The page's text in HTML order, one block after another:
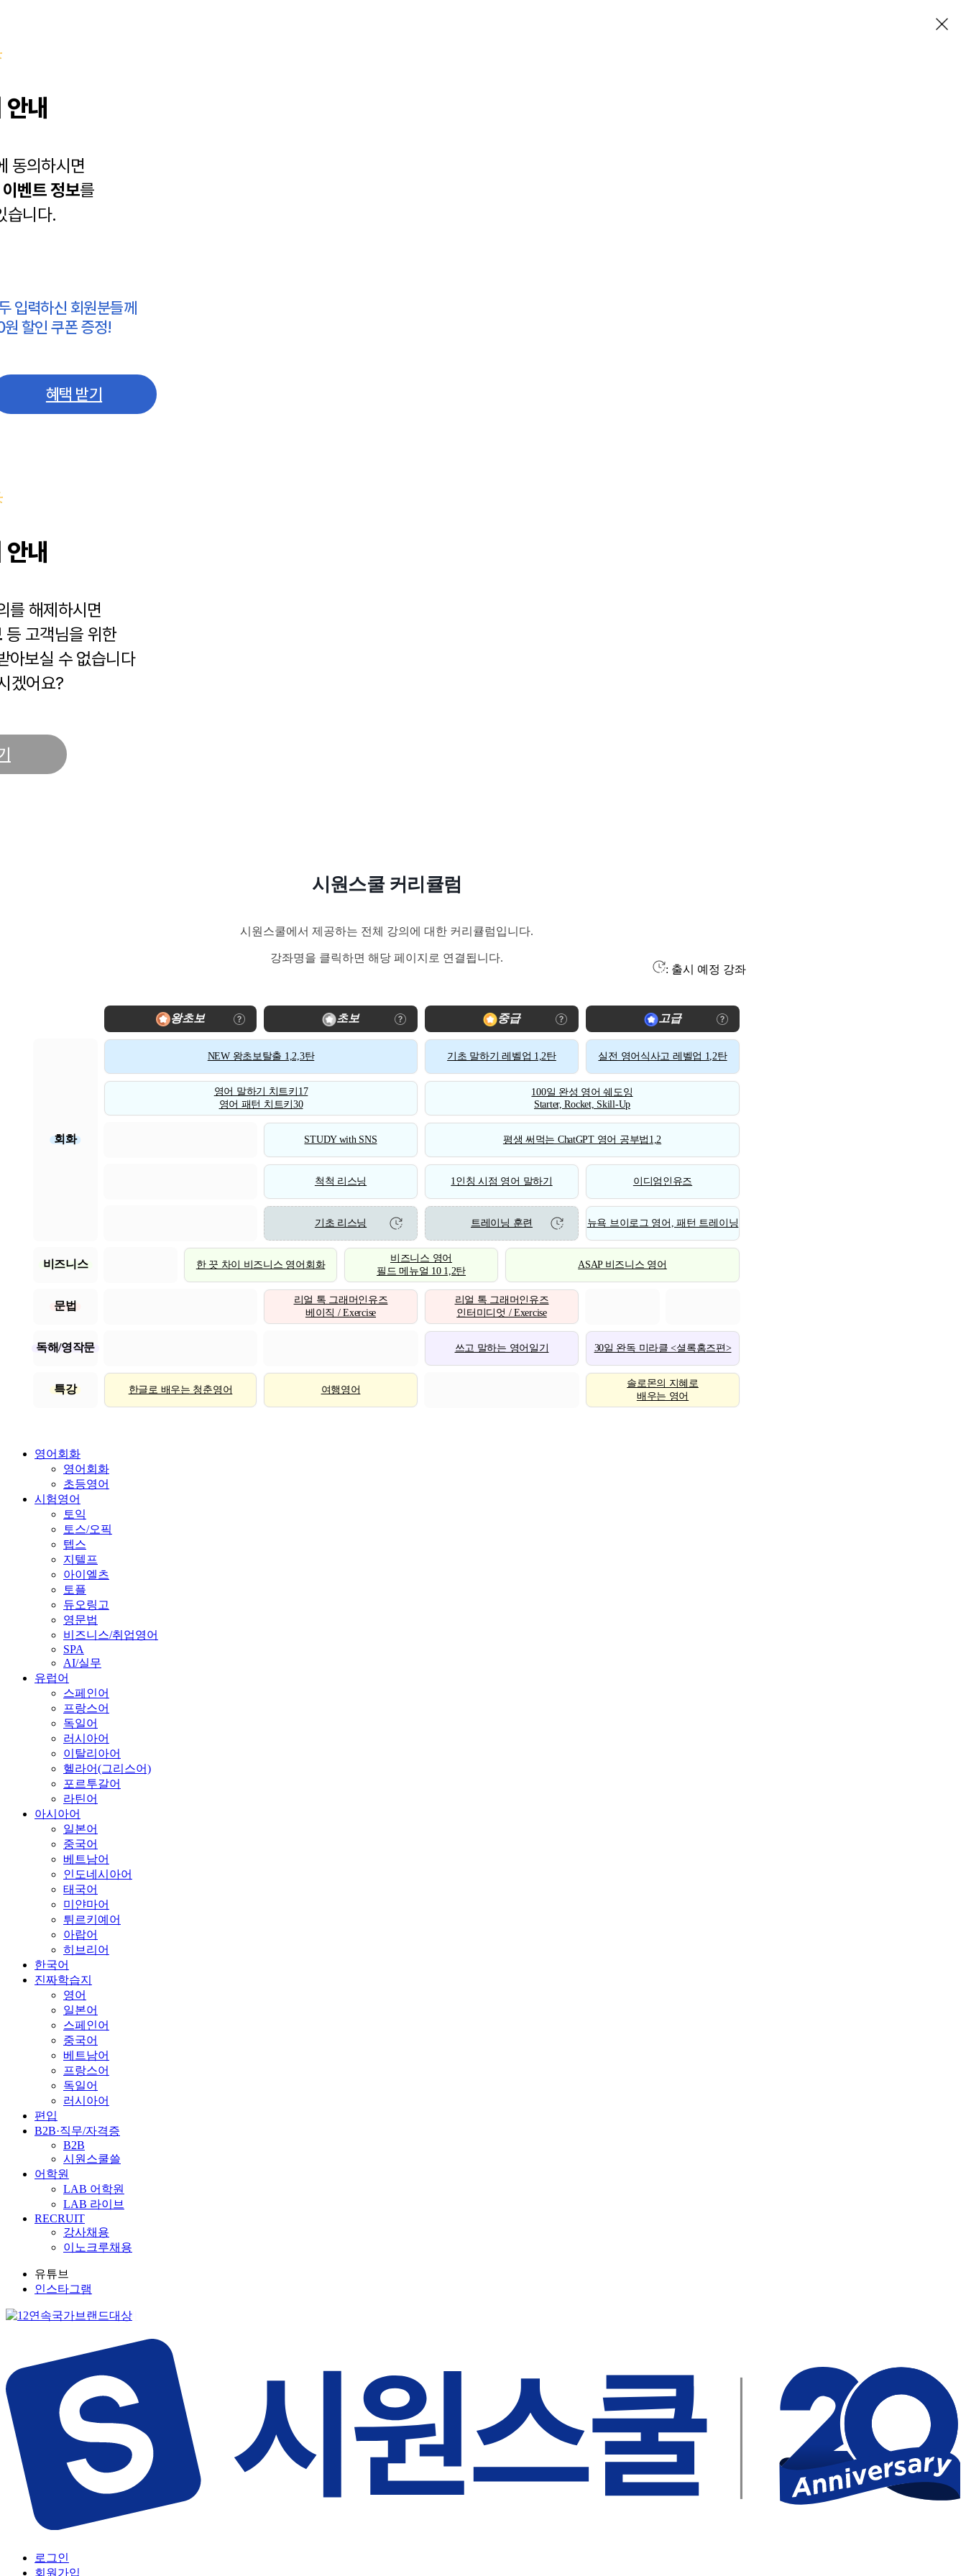
내
동의하시면
이벤트 정보를
습니다.
입력하신 회원분들께
할인 쿠폰 증정!
혜택 받기
내
를 해제하시면
등 고객님을 위한
아보실 수 없습니다
겠어요?
시원스쿨 커리큘럼
시원스쿨에서 제공하는 전체 강의에 대한 커리큘럼입니다.
강좌명을 클릭하면 해당 페이지로 연결됩니다.
: 출시 예정 강좌
왕초보 초보 중급 고급
회화
NEW 왕초보탈출 1,2,3탄 기초 말하기 레벨업 1,2탄 실전 영어식사고 레벨업 1,2탄
영어 말하기 치트키17
영어 패턴 치트키30
100일 완성 영어 쉐도잉
Starter, Rocket, Skill-Up
STUDY with SNS 평생 써먹는 ChatGPT 영어 공부법1,2
척척 리스닝 1인칭 시점 영어 말하기 이디엄인유즈
기초 리스닝 트레이닝 훈련 뉴욕 브이로그 영어, 패턴 트레이닝
비즈니스 한 끗 차이 비즈니스 영어회화
비즈니스 영어
필드 메뉴얼 10 1,2탄
ASAP 비즈니스 영어
문법
리얼 톡 그래머인유즈
베이직 / Exercise
리얼 톡 그래머인유즈
인터미디엇 / Exercise
독해/영작문 쓰고 말하는 영어일기 30일 완독 미라클 <셜록홈즈편>
특강 한글로 배우는 청춘영어 여행영어
솔로몬의 지혜로
배우는 영어
영어회화
영어회화
초등영어
시험영어
토익
토스/오픽
텝스
지텔프
아이엘츠
토플
듀오링고
영문법
비즈니스/취업영어
SPA
AI/실무
유럽어
스페인어
프랑스어
독일어
러시아어
이탈리아어
헬라어(그리스어)
포르투갈어
라틴어
아시아어
일본어
중국어
베트남어
인도네시아어
태국어
미얀마어
튀르키예어
아랍어
히브리어
한국어
진짜학습지
영어
일본어
스페인어
중국어
베트남어
프랑스어
독일어
러시아어
편입
B2B·직무/자격증
B2B
시원스쿨쓸
어학원
LAB 어학원
LAB 라이브
RECRUIT
강사채용
이노크루채용
유튜브
인스타그램
로그인
회원가입